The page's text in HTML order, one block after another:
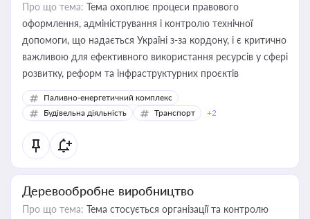
Про що тема: Тема охоплює процеси правового
оформлення, адміністрування і контролю технічної
допомоги, що надається Україні з-за кордону, і є критично
важливою для ефективного використання ресурсів у сфері
розвитку, реформ та інфраструктурних проєктів
Паливно-енергетичний комплекс
Будівельна діяльність
Транспорт +2
Деревообробне виробництво
Про що тема: Тема стосується організації та контролю